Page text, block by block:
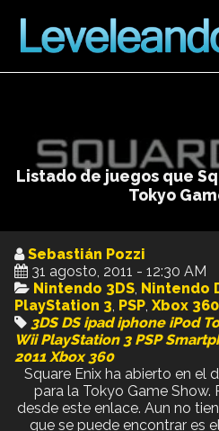
Listado de juegos que
Tokyo
Sebastián Pozzi
31 agosto, 2011 - 12:30 AM
Nintendo 3DS Nintendo
PlayStation 3 PSP Xbox 360
3DS DS ipad iphone iPod
Wii PlayStation 3 PSP
2011 Xbox 360
Square Enix ha abierto en el
para la Tokyo Game Show.
desde este enlace. Aun no
que se puede encontrar es